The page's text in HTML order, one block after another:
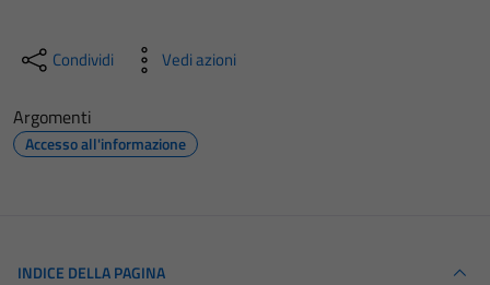
Condividi Vedi azioni
Argomenti
Accesso all'informazione
INDICE DELLA PAGINA